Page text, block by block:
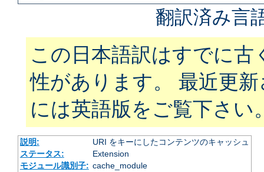
翻訳済み言
この日本語訳はすでに古
性があります。 最近更
には英語版をご覧下さい
説明:
URI をキーにしたコンテンツのキャッシュ
ステータス:
Extension
モジュール識別子: cache_module